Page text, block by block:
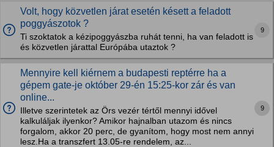
Volt, hogy közvetlen járat esetén késett a feladott
poggyászotok ?
Ti szoktatok a kézipoggyászba ruhát tenni, ha van feladott is
és közvetlen járattal Európába utaztok ?
9
Mennyire kell kiérnem a budapesti reptérre ha a
gépem gate-je október 29-én 15:25-kor zár és van
online...
Illetve szerintetek az Örs vezér tértől mennyi idővel
kalkuláljak ilyenkor? Amikor hajnalban utazom és nincs
forgalom, akkor 20 perc, de gyanítom, hogy most nem annyi
lesz.Ha a transzfert 13.05-re rendelem, az...
9